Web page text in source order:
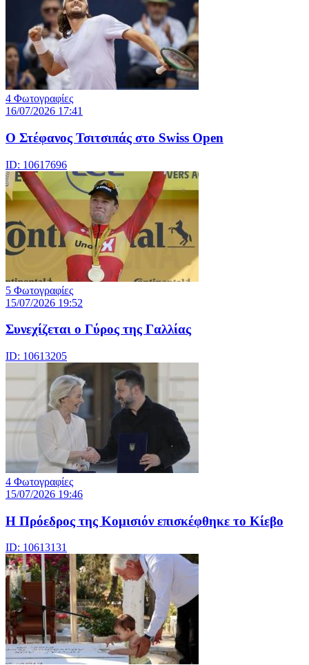
4 Φωτογραφίες
16/07/2026 17:41
Ο Στέφανος Τσιτσιπάς στο Swiss Open
ID: 10617696
5 Φωτογραφίες
15/07/2026 19:52
Συνεχίζεται ο Γύρος της Γαλλίας
ID: 10613205
4 Φωτογραφίες
15/07/2026 19:46
Η Πρόεδρος της Κομισιόν επισκέφθηκε το Κίεβο
ID: 10613131